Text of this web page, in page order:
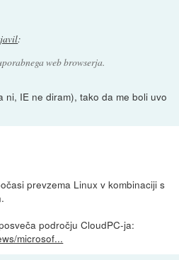
:
web browserja.
ni, IE ne diram), tako da me boli uvo
prevzema Linux v kombinaciji s
področju CloudPC-ja:
microsof...